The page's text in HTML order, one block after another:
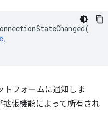
(
,
トフォームに通知しま
拡張機能によって所有され